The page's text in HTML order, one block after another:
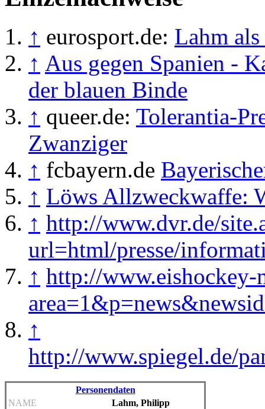
↑ eurosport.de: Lahm
↑ Aus gegen Spanien -
der blauen Binde
↑ queer.de: Tolerantia-
Zwanziger
↑ fcbayern.de
↑ Löws Allzweckwaffe:
↑ http://www.dvr.de/
url=html/presse/
↑ http://www.eishockey-
↑
http://www.spiegel.de/
Personendaten
NAME
Lahm, Philipp